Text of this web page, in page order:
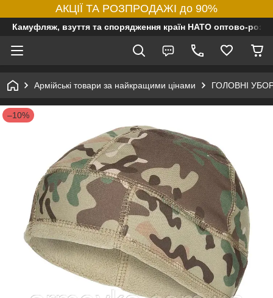
АКЦІЇ ТА РОЗПРОДАЖІ до 90%
Камуфляж, взуття та спорядження країн НАТО оптово-
Армійські товари за найкращими цінами ГОЛОВНІ
–10%